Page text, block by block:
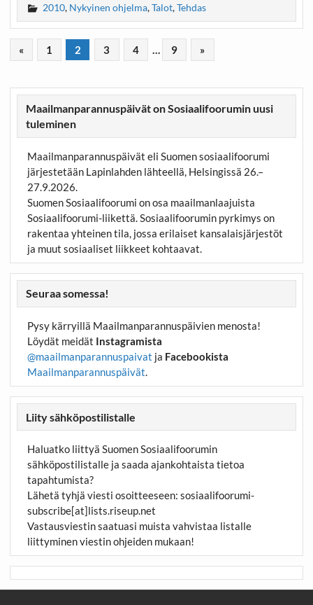
2010, Nykyinen ohjelma,Talot,Tehdas
« 1 2 3 4 … 9 »
Maailmanparannuspäivät on Sosiaalifoorumin uusi
tuleminen
Maailmanparannuspäivät eli Suomen sosiaalifoorumi
järjestetään Lapinlahden lähteellä, Helsingissä 26.–
27.9.2026.
Suomen Sosiaalifoorumi on osa maailmanlaajuista
Sosiaalifoorumi-liikettä. Sosiaalifoorumin pyrkimys on
rakentaa yhteinen tila, jossa erilaiset kansalaisjärjestöt
ja muut sosiaaliset liikkeet kohtaavat.
Seuraa somessa!
Pysy kärryillä Maailmanparannuspäivien menosta!
Löydät meidät Instagramista
@maailmanparannuspaivat ja Facebookista
Maailmanparannuspäivät.
Liity sähköpostilistalle
Haluatko liittyä Suomen Sosiaalifoorumin
sähköpostilistalle ja saada ajankohtaista tietoa
tapahtumista?
Lähetä tyhjä viesti osoitteeseen: sosiaalifoorumi-
subscribe[at]lists.riseup.net
Vastausviestin saatuasi muista vahvistaa listalle
liittyminen viestin ohjeiden mukaan!